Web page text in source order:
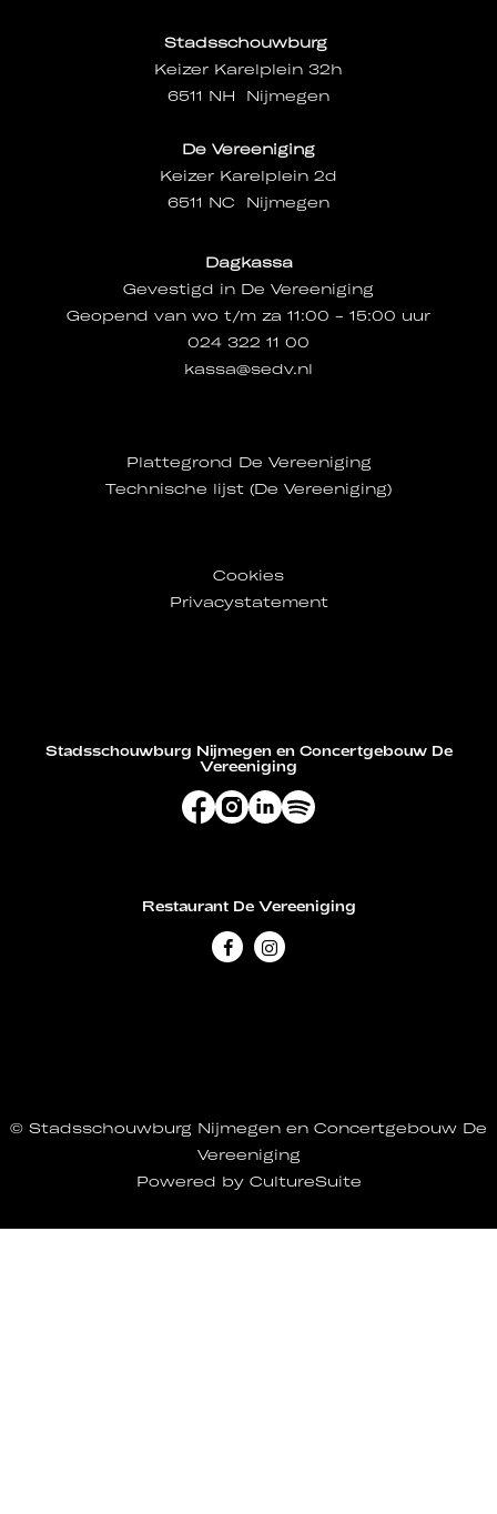
Stadsschouwburg
Keizer Karelplein 32h
6511 NH Nijmegen
De Vereeniging
Keizer Karelplein 2d
6511 NC Nijmegen
Dagkassa
Gevestigd in De Vereeniging
Geopend van wo t/m za 11:00 - 15:00 uur
024 322 11 00
kassa@sedv.nl
Plattegrond De Vereeniging
Technische lijst (De Vereeniging)
Cookies
Privacystatement
Stadsschouwburg Nijmegen en Concertgebouw De
Vereeniging
Restaurant De Vereeniging
© Stadsschouwburg Nijmegen en Concertgebouw De
Vereeniging
Powered by CultureSuite